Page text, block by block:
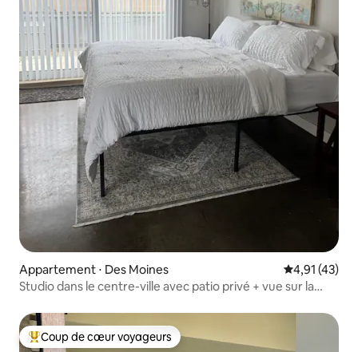
Appartement ⋅ Des Moines Évaluation
4,91 (43)
Studio dans le centre-ville avec patio privé + vue sur la
Coups de cœur voyageurs les plus appréciés
Coup de cœur voyageurs